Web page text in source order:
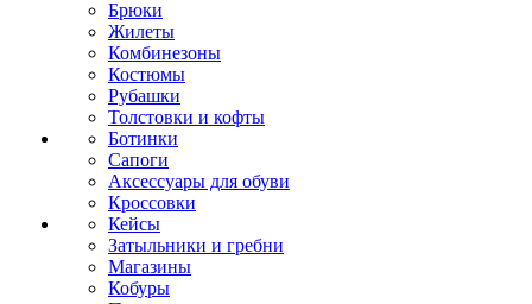
Брюки
Жилеты
Комбинезоны
Костюмы
Рубашки
Толстовки и кофты
Ботинки
Сапоги
Аксессуары для обуви
Кроссовки
Кейсы
Затыльники и гребни
Магазины
Кобуры